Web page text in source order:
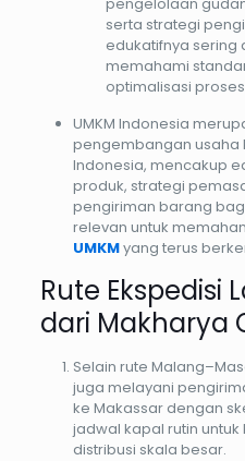
serta strategi
edukatifnya sering
memahami
optimalisasi
UMKM Indonesia
pengembangan usaha
Indonesia, mencakup
produk, strategi
pengiriman barang
relevan untuk
UMKMyang terus
Rute Ekspedisi
dari Makharya
Selain rute
juga melayani
ke Makassar dengan
jadwal kapal rutin untuk
distribusi skala besar.